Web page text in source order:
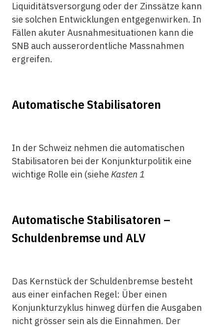
Liquiditätsversorgung oder der Zinssätze kann
sie solchen Entwicklungen entgegenwirken. In
Fällen akuter Ausnahmesituationen kann die
SNB auch ausserordentliche Massnahmen
ergreifen.
Automatische Stabilisatoren
In der Schweiz nehmen die automatischen
Stabilisatoren bei der Konjunkturpolitik eine
wichtige Rolle ein (siehe Kasten 1
Automatische Stabilisatoren –
Schuldenbremse und ALV
Das Kernstück der Schuldenbremse besteht
aus einer einfachen Regel: Über einen
Konjunkturzyklus hinweg dürfen die Ausgaben
nicht grösser sein als die Einnahmen. Der